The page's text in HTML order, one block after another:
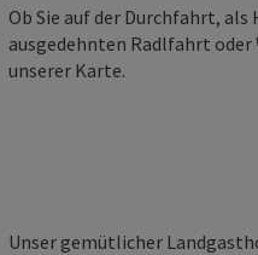
Ob Sie auf der Durchfahrt,
ausgedehnten Radlfahrt oder
unserer Karte.
Unser gemütlicher